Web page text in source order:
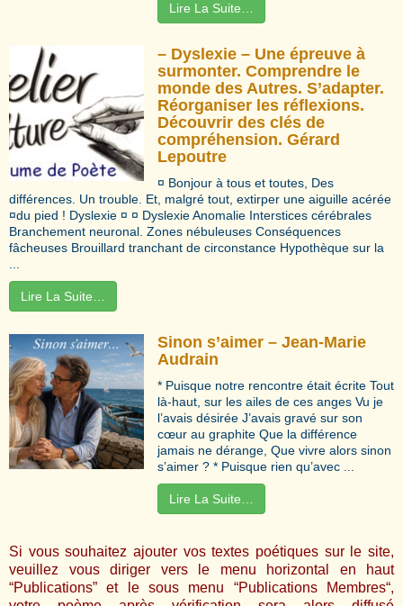
Lire La Suite…
– Dyslexie – Une épreuve à
surmonter. Comprendre le
monde des Autres. S’adapter.
Réorganiser les réflexions.
Découvrir des clés de
compréhension. Gérard
Lepoutre
¤ Bonjour à tous et toutes, Des
différences. Un trouble. Et, malgré tout, extirper une aiguille acérée
¤du pied ! Dyslexie ¤ ¤ Dyslexie Anomalie Interstices cérébrales
Branchement neuronal. Zones nébuleuses Conséquences
fâcheuses Brouillard tranchant de circonstance Hypothèque sur la
...
Lire La Suite…
Sinon s’aimer – Jean-Marie
Audrain
* Puisque notre rencontre était écrite Tout
là-haut, sur les ailes de ces anges Vu je
l’avais désirée J’avais gravé sur son
cœur au graphite Que la différence
jamais ne dérange, Que vivre alors sinon
s’aimer ? * Puisque rien qu’avec ...
Lire La Suite…
Si vous souhaitez ajouter vos textes poétiques sur le site,
veuillez vous diriger vers le menu horizontal en haut
“Publications” et le sous menu “Publications Membres“,